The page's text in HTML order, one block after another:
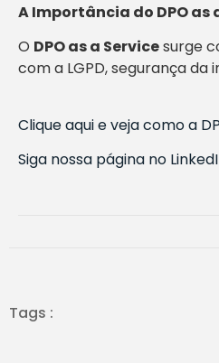
A Importância do DPO as
O DPO as a Servicesurge
com a LGPD, segurança
Clique aqui e veja como a
Siga nossa página no
Tags :